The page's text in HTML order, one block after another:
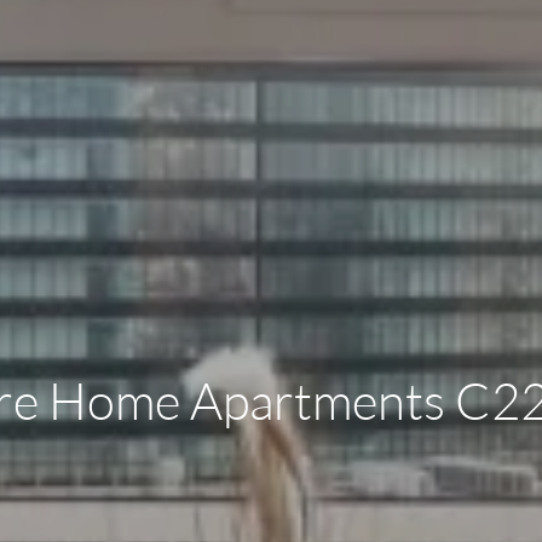
Home Apartments